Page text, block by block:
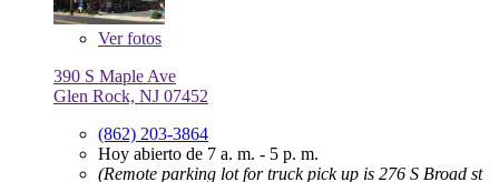
Verfotos
390 S Maple Ave
Glen Rock, NJ 07452
(862) 203-3864
Hoy abierto de 7 a. m. - 5 p. m.
(Remote parking lot for truck pick up is 276 S Broad st